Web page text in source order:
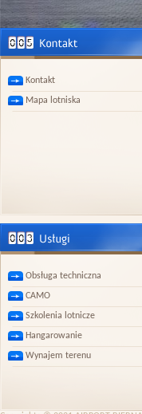
Kontakt
Mapa lotniska
Obsługa techniczna
CAMO
Szkolenia lotnicze
Hangarowanie
Wynajem terenu